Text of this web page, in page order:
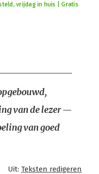
vrijdag in huis | Gratis
van de lezer —
van goed
Uit: Teksten redigeren